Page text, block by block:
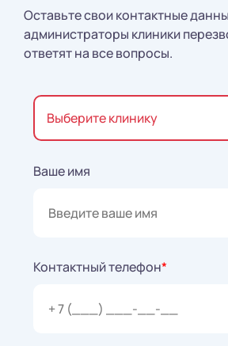
Оставьте свои контактные
администраторы клиники
ответят на все вопросы.
Выберите клинику
Ваше имя
Контактный телефон*